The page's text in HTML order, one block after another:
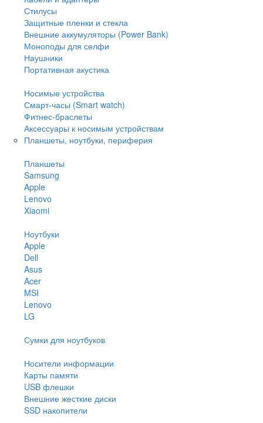
Стилусы
Защитные пленки и стекла
Внешние аккумуляторы (Power Bank)
Моноподы для селфи
Наушники
Портативная акустика
Носимые устройства
Смарт-часы (Smart watch)
Фитнес-браслеты
Аксессуары к носимым устройствам
Планшеты, ноутбуки, периферия
Планшеты
Samsung
Apple
Lenovo
Xiaomi
Ноутбуки
Apple
Dell
Asus
Acer
MSI
Lenovo
LG
Сумки для ноутбуков
Носители информации
Карты памяти
USB флешки
Внешние жесткие диски
SSD накопители